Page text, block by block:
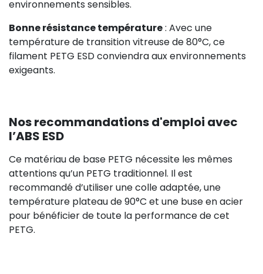
environnements sensibles.
Bonne résistance température: Avec une
température de transition vitreuse de 80°C, ce
filament PETG ESD conviendra aux environnements
exigeants.
Nos recommandations d'emploi avec
l’ABS ESD
Ce matériau de base PETG nécessite les mêmes
attentions qu’un PETG traditionnel. Il est
recommandé d’utiliser une colle adaptée, une
température plateau de 90°C et une buse en acier
pour bénéficier de toute la performance de cet
PETG.